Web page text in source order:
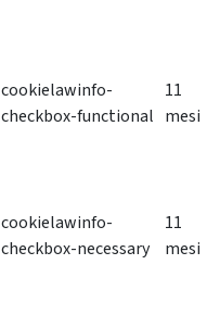
cookielawinfo-
checkbox-functional
11
mesi
cookielawinfo-
checkbox-necessary
11
mesi